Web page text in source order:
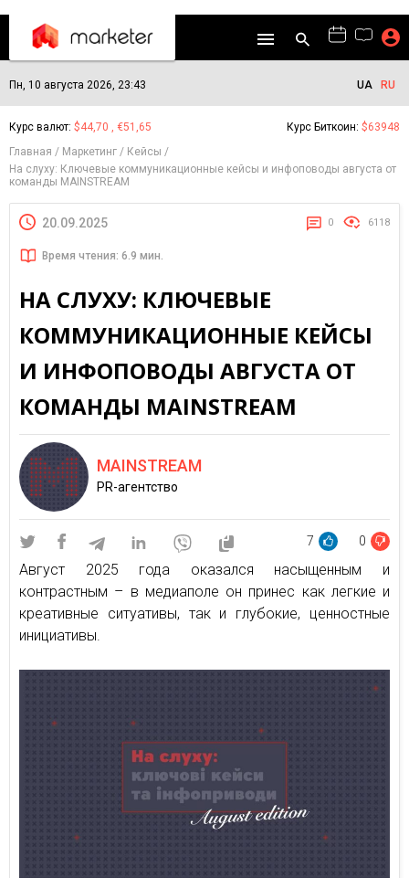
Пн, 10 августа 2026, 23:43 UA RU
Курс валют: $44,70 , €51,65 Курс Биткоин: $63948
Главная
Маркетинг
Кейсы
На слуху: Ключевые коммуникационные кейсы и инфоповоды августа от
команды MAINSTREAM
20.09.2025 0 6118
Время чтения: 6.9 мин.
НА СЛУХУ: КЛЮЧЕВЫЕ
КОММУНИКАЦИОННЫЕ КЕЙСЫ
И ИНФОПОВОДЫ АВГУСТА ОТ
КОМАНДЫ MAINSTREAM
MAINSTREAM
PR-агентство
7 0
Август 2025 года оказался насыщенным и
контрастным – в медиаполе он принес как легкие и
креативные ситуативы, так и глубокие, ценностные
инициативы.